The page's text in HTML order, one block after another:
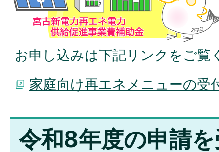
お申し込みは下記リンクをご覧
家庭向け再エネメニューの受
令和8年度の申請